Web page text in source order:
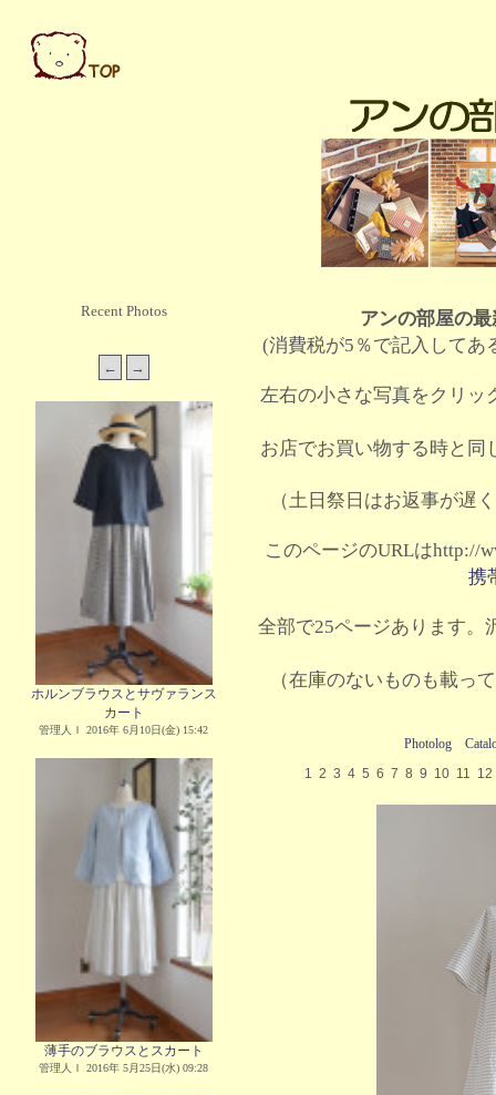
Recent Photos
ホルンブラウスとサヴァランス
カート
管理人Ｉ 2016年 6月10日(金) 15:42
薄手のブラウスとスカート
管理人Ｉ 2016年 5月25日(水) 09:28
アンの部屋の
(消費税が5％で記入してあ
左右の小さな写真をクリッ
お店でお買い物する時と同
（土日祭日はお返事が遅
このページのURLはhttp://
携
全部で25ページあります。
（在庫のないものも載っ
Photolog
1 2 3 4 5 6 7 8 9 10 11 12